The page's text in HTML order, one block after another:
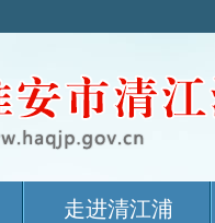
走进清江浦